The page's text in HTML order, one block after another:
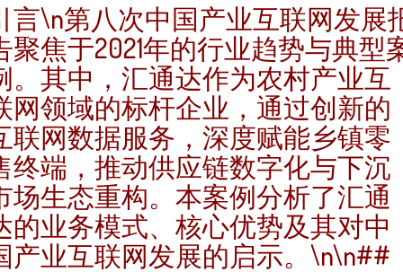
言\n第八次中国产业互联网发展
聚焦于2021年的行业趋势与典型
。其中，汇通达作为农村产业互
网领域的标杆企业，通过创新的
联网数据服务，深度赋能乡镇零
终端，推动供应链数字化与下沉
场生态重构。本案例分析了汇通
的业务模式、核心优势及其对中
产业互联网发展的启示。\n\n##